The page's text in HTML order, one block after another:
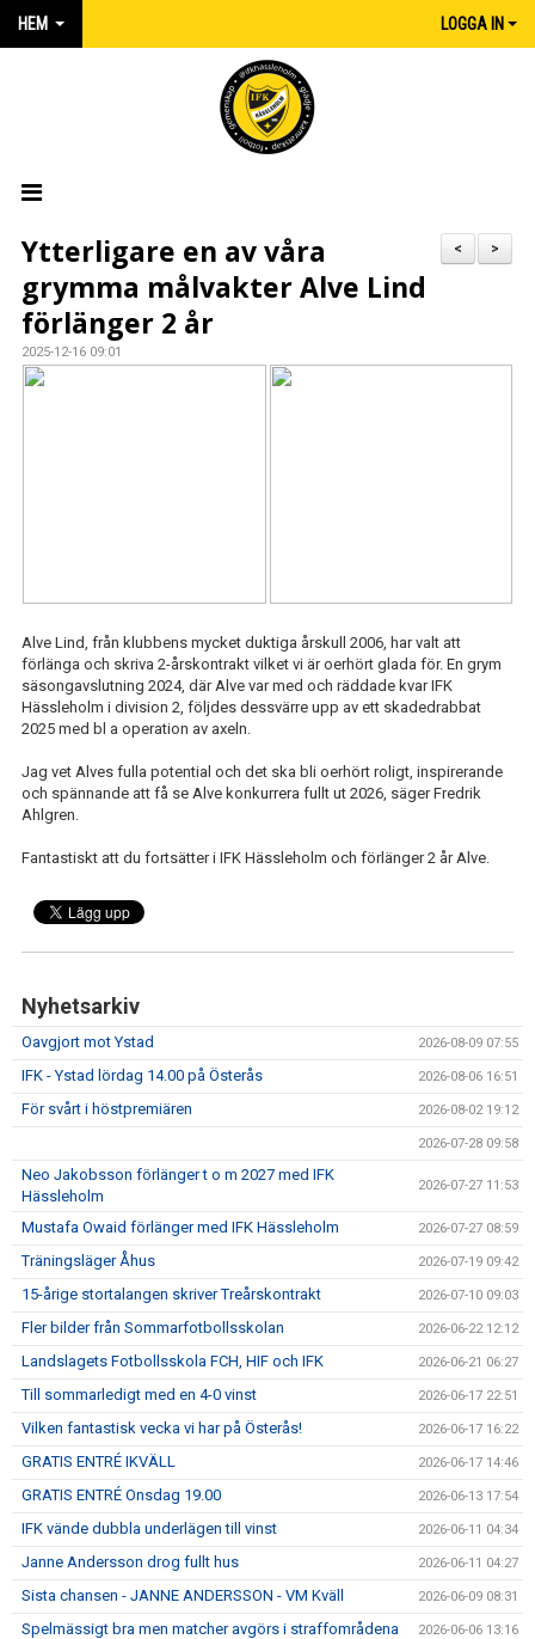
HEM LOGGA IN
HEM
NYHETER
MATCHER
50/50 LOTTERIET
IFK TIPSET 2026
VM-TIPSET 2026
>
<
Ytterligare en av våra
grymma målvakter Alve Lind
förlänger 2 år
2025-12-16 09:01
Alve Lind, från klubbens mycket duktiga årskull 2006, har valt att
förlänga och skriva 2-årskontrakt vilket vi är oerhört glada för. En grym
säsongavslutning 2024, där Alve var med och räddade kvar IFK
Hässleholm i division 2, följdes dessvärre upp av ett skadedrabbat
2025 med bl a operation av axeln.
Jag vet Alves fulla potential och det ska bli oerhört roligt, inspirerande
och spännande att få se Alve konkurrera fullt ut 2026, säger Fredrik
Ahlgren.
Fantastiskt att du fortsätter i IFK Hässleholm och förlänger 2 år Alve.
Nyhetsarkiv
Oavgjort mot Ystad 2026-08-09 07:55
IFK - Ystad lördag 14.00 på Österås 2026-08-06 16:51
För svårt i höstpremiären 2026-08-02 19:12
2026-07-28 09:58
Neo Jakobsson förlänger t o m 2027 med IFK
Hässleholm
2026-07-27 11:53
Mustafa Owaid förlänger med IFK Hässleholm 2026-07-27 08:59
Träningsläger Åhus 2026-07-19 09:42
15-årige stortalangen skriver Treårskontrakt 2026-07-10 09:03
Fler bilder från Sommarfotbollsskolan 2026-06-22 12:12
Landslagets Fotbollsskola FCH, HIF och IFK 2026-06-21 06:27
Till sommarledigt med en 4-0 vinst 2026-06-17 22:51
Vilken fantastisk vecka vi har på Österås! 2026-06-17 16:22
GRATIS ENTRÉ IKVÄLL 2026-06-17 14:46
GRATIS ENTRÉ Onsdag 19.00 2026-06-13 17:54
IFK vände dubbla underlägen till vinst 2026-06-11 04:34
Janne Andersson drog fullt hus 2026-06-11 04:27
Sista chansen - JANNE ANDERSSON - VM Kväll 2026-06-09 08:31
Spelmässigt bra men matcher avgörs i straffområdena 2026-06-06 13:16